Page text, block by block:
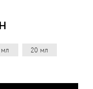
мл 20 мл